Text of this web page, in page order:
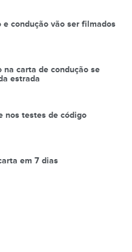
e condução vão ser filmados
na carta de condução se
estrada
nos testes de código
em 7 dias